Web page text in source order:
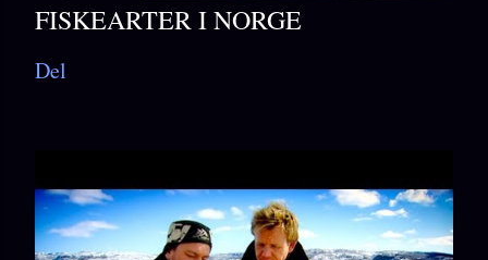
FISKEARTER I NORGE
Del